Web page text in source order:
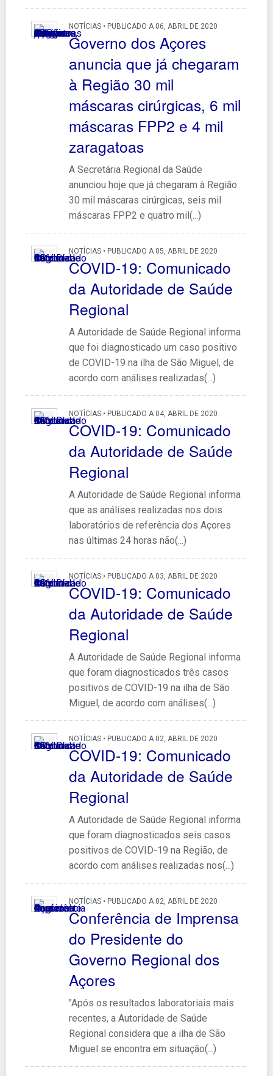
NOTÍCIAS • PUBLICADO A 06, ABRIL DE 2020
Governo dos Açores
anuncia que já chegaram
à Região 30 mil
máscaras cirúrgicas, 6 mil
máscaras FPP2 e 4 mil
zaragatoas
A Secretária Regional da Saúde
anunciou hoje que já chegaram à Região
30 mil máscaras cirúrgicas, seis mil
máscaras FPP2 e quatro mil(...)
NOTÍCIAS • PUBLICADO A 05, ABRIL DE 2020
COVID-19: Comunicado
da Autoridade de Saúde
Regional
A Autoridade de Saúde Regional informa
que foi diagnosticado um caso positivo
de COVID-19 na ilha de São Miguel, de
acordo com análises realizadas(...)
NOTÍCIAS • PUBLICADO A 04, ABRIL DE 2020
COVID-19: Comunicado
da Autoridade de Saúde
Regional
A Autoridade de Saúde Regional informa
que as análises realizadas nos dois
laboratórios de referência dos Açores
nas últimas 24 horas não(...)
NOTÍCIAS • PUBLICADO A 03, ABRIL DE 2020
COVID-19: Comunicado
da Autoridade de Saúde
Regional
A Autoridade de Saúde Regional informa
que foram diagnosticados três casos
positivos de COVID-19 na ilha de São
Miguel, de acordo com análises(...)
NOTÍCIAS • PUBLICADO A 02, ABRIL DE 2020
COVID-19: Comunicado
da Autoridade de Saúde
Regional
A Autoridade de Saúde Regional informa
que foram diagnosticados seis casos
positivos de COVID-19 na Região, de
acordo com análises realizadas nos(...)
NOTÍCIAS • PUBLICADO A 02, ABRIL DE 2020
Conferência de Imprensa
do Presidente do
Governo Regional dos
Açores
"Após os resultados laboratoriais mais
recentes, a Autoridade de Saúde
Regional considera que a ilha de São
Miguel se encontra em situação(...)